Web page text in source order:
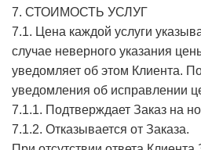
7. СТОИМОСТЬ УСЛУГ
7.1. Цена каждой услуги
случае неверного указания
уведомляет об этом Клиента.
уведомления об исправлении
7.1.1. Подтверждает Заказ на
7.1.2. Отказывается от Заказа.